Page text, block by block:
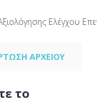
Ελέγχου
ΑΡΧΕΙΟΥ
το